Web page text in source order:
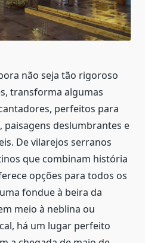
não seja tão rigoroso
transforma algumas
perfeitos para
paisagens deslumbrantes e
De vilarejos serranos
que combinam história
opções para todos os
fondue à beira da
meio à neblina ou
há um lugar perfeito